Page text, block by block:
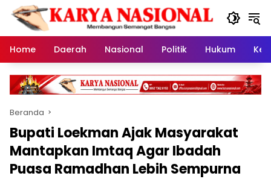
Langsung
konten
Home
Daerah Nasional Politik Hukum
Beranda
Bupati Loekman Ajak Masyarakat
Mantapkan Imtaq Agar Ibadah
Puasa Ramadhan Lebih Sempurna